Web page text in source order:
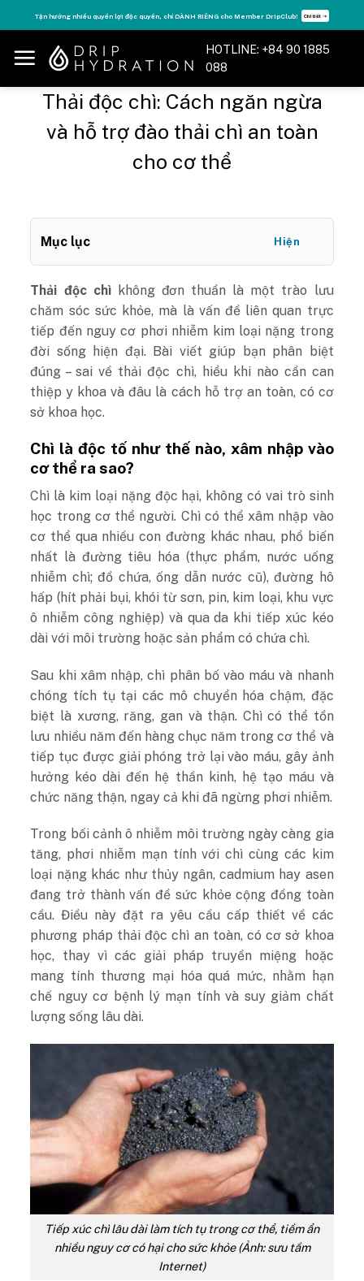
to
content
hưởng nhiều quyền lợi độc quyền, chỉ DÀNH RIÊNG cho Member DripClub! Chi tiết ➝
HOTLINE: +84 90 1885
088
Thải độc chì: Cách ngăn ngừa
và hỗ trợ đào thải chì an toàn
cho cơ thể
Mục lục Hiện
Thải độc chìkhông đơn thuần là một trào lưu
chăm sóc sức khỏe, mà là vấn đề liên quan trực
tiếp đến nguy cơ phơi nhiễm kim loại nặng trong
đời sống hiện đại. Bài viết giúp bạn phân biệt
đúng – sai về thải độc chì, hiểu khi nào cần can
thiệp y khoa và đâu là cách hỗ trợ an toàn, có cơ
sở khoa học.
Chì là độc tố như thế nào, xâm nhập vào
cơ thể ra sao?
Chì là kim loại nặng độc hại, không có vai trò sinh
học trong cơ thể người. Chì có thể xâm nhập vào
cơ thể qua nhiều con đường khác nhau, phổ biến
nhất là đường tiêu hóa (thực phẩm, nước uống
nhiễm chì; đồ chứa, ống dẫn nước cũ), đường hô
hấp (hít phải bụi, khói từ sơn, pin, kim loại, khu vực
ô nhiễm công nghiệp) và qua da khi tiếp xúc kéo
dài với môi trường hoặc sản phẩm có chứa chì.
Sau khi xâm nhập, chì phân bố vào máu và nhanh
chóng tích tụ tại các mô chuyển hóa chậm, đặc
biệt là xương, răng, gan và thận. Chì có thể tồn
lưu nhiều năm đến hàng chục năm trong cơ thể và
tiếp tục được giải phóng trở lại vào máu, gây ảnh
hưởng kéo dài đến hệ thần kinh, hệ tạo máu và
chức năng thận, ngay cả khi đã ngừng phơi nhiễm.
Trong bối cảnh ô nhiễm môi trường ngày càng gia
tăng, phơi nhiễm mạn tính với chì cùng các kim
loại nặng khác như thủy ngân, cadmium hay asen
đang trở thành vấn đề sức khỏe cộng đồng toàn
cầu. Điều này đặt ra yêu cầu cấp thiết về các
phương pháp thải độc chì an toàn, có cơ sở khoa
học, thay vì các giải pháp truyền miệng hoặc
mang tính thương mại hóa quá mức, nhằm hạn
chế nguy cơ bệnh lý mạn tính và suy giảm chất
lượng sống lâu dài.
Tiếp xúc chì lâu dài làm tích tụ trong cơ thể, tiềm ẩn
nhiều nguy cơ có hại cho sức khỏe (Ảnh: sưu tầm
Internet)